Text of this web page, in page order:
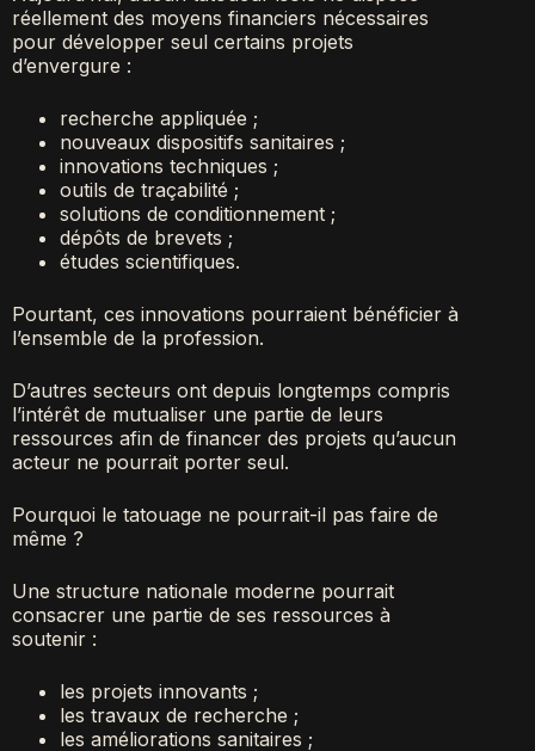
réellement des moyens financiers nécessaires
pour développer seul certains projets
d’envergure :
recherche appliquée ;
nouveaux dispositifs sanitaires ;
innovations techniques ;
outils de traçabilité ;
solutions de conditionnement ;
dépôts de brevets ;
études scientifiques.
Pourtant, ces innovations pourraient bénéficier à
l’ensemble de la profession.
D’autres secteurs ont depuis longtemps compris
l’intérêt de mutualiser une partie de leurs
ressources afin de financer des projets qu’aucun
acteur ne pourrait porter seul.
Pourquoi le tatouage ne pourrait-il pas faire de
même ?
Une structure nationale moderne pourrait
consacrer une partie de ses ressources à
soutenir :
les projets innovants ;
les travaux de recherche ;
les améliorations sanitaires ;